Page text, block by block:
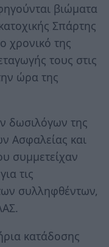
βιώματα
Σπάρτης
χρονικό της
τους στις
ώρα της
δωσιλόγων της
Ασφαλείας και
συμμετείχαν
τις
συλληφθέντων,
κατάδοσης